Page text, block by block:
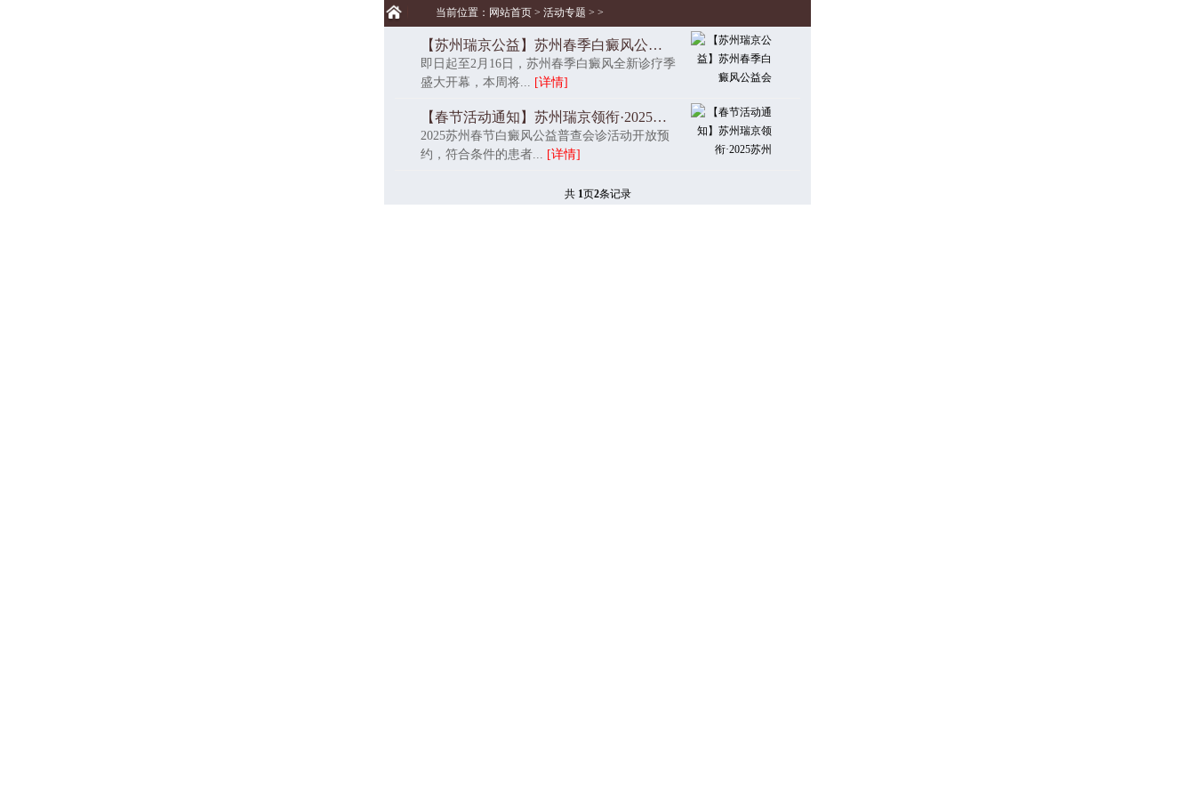
当前位置： 网站首页> 活动专题 > >
【苏州瑞京公益】苏州春季白癜风公益会
即日起至2月16日，苏州春季白癜风全新诊疗季
盛大开幕，本周将... [详情]
【春节活动通知】苏州瑞京领衔·2025苏州
2025苏州春节白癜风公益普查会诊活动开放预
约，符合条件的患者... [详情]
共 1页2条记录